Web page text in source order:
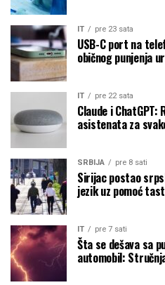
IT pre 23 sata
USB-C port na
običnog punjenja
IT pre 22 sata
Claude i ChatGPT:
asistenata za
SRBIJA pre 8 sati
Sirijac postao
jezik uz pomoć
IT pre 7 sati
Šta se dešava sa
automobil: